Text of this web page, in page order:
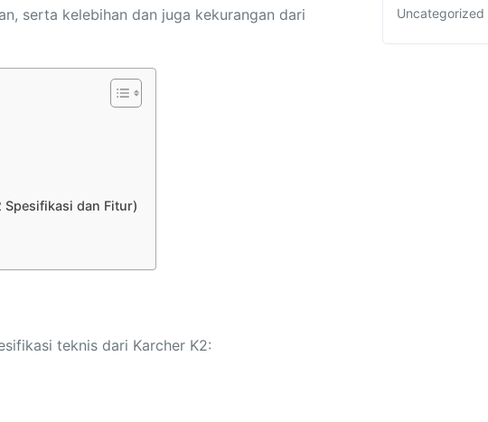
serta kelebihan dan juga kekurangan dari
Spesifikasi dan Fitur)
teknis dari Karcher K2:
Uncategorized